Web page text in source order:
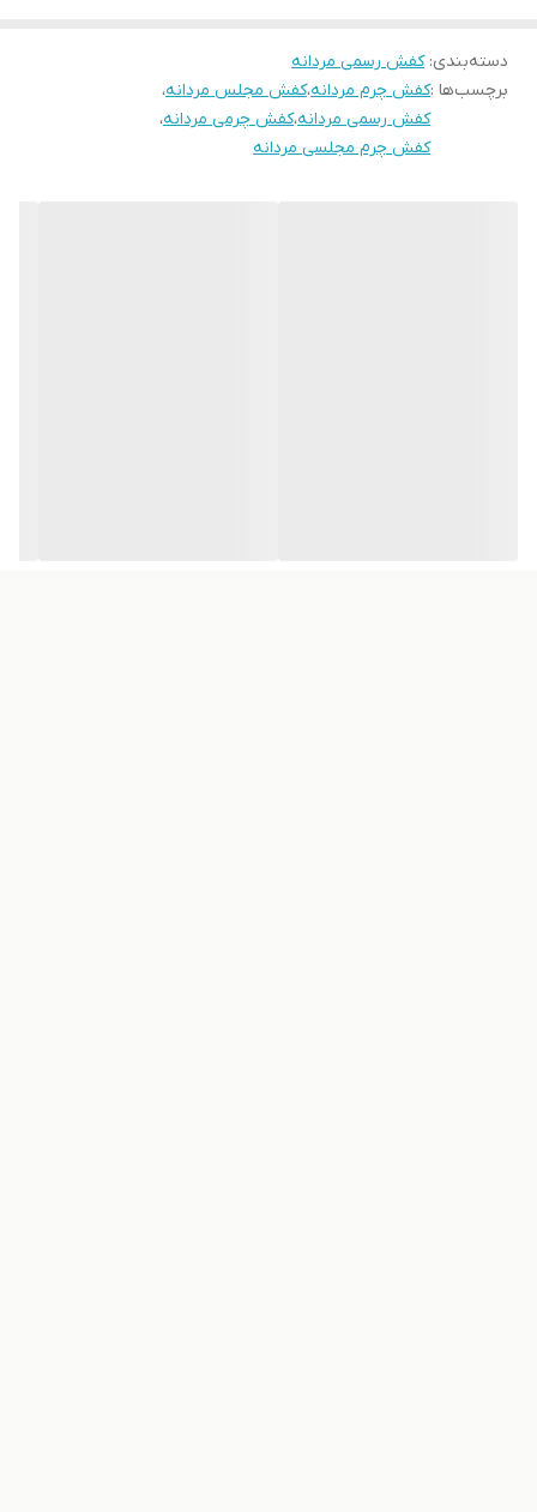
دسته‌بندی:کفش رسمی مردانه
برچسب‌ها :کفش چرم مردانه،کفش مجلس مردانه،
کفش رسمی مردانه،کفش چرمی مردانه،
کفش چرم مجلسی مردانه